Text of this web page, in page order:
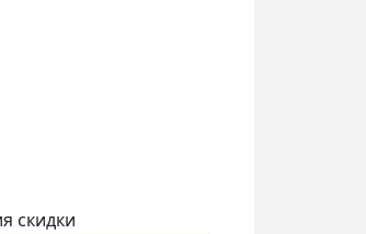
скидки